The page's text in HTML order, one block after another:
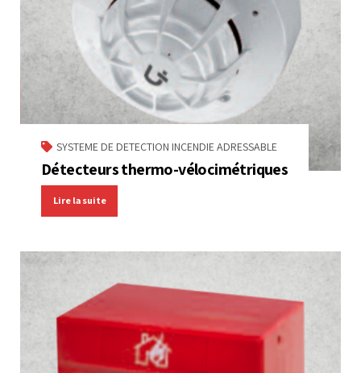
SYSTEME DE DETECTION INCENDIE ADRESSABLE
Détecteurs thermo-vélocimétriques
Lire la suite